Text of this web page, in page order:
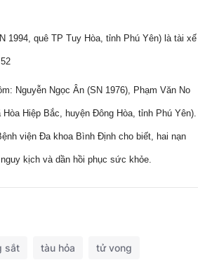
1994, quê TP Tuy Hòa, tỉnh Phú Yên) là tài xế
Nguyễn Ngọc Ân (SN 1976), Phạm Văn No
Hòa Hiệp Bắc, huyện Đông Hòa, tỉnh Phú Yên).
viện Đa khoa Bình Định cho biết, hai nạn
kịch và dần hồi phục sức khỏe.
sắt tàu hỏa tử vong